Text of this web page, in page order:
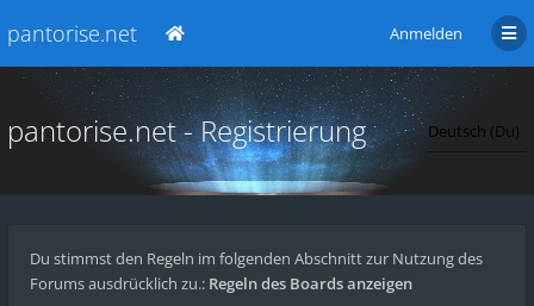
pantorise.net Anmelden
pantorise.net - Registrierung
Du stimmst den Regeln im folgenden Abschnitt zur Nutzung des
Forums ausdrücklich zu.: Regeln des Boards anzeigen